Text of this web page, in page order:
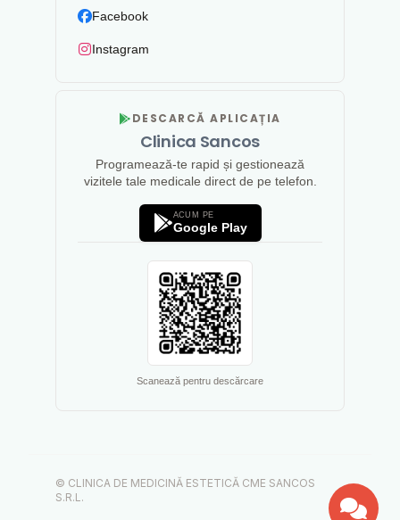
Facebook
Instagram
DESCARCĂ APLICAȚIA
Clinica Sancos
Programează-te rapid și gestionează
vizitele tale medicale direct de pe telefon.
ACUM PE
Google Play
Scanează pentru descărcare
© CLINICA DE MEDICINĂ ESTETICĂ CME SANCOS
S.R.L.